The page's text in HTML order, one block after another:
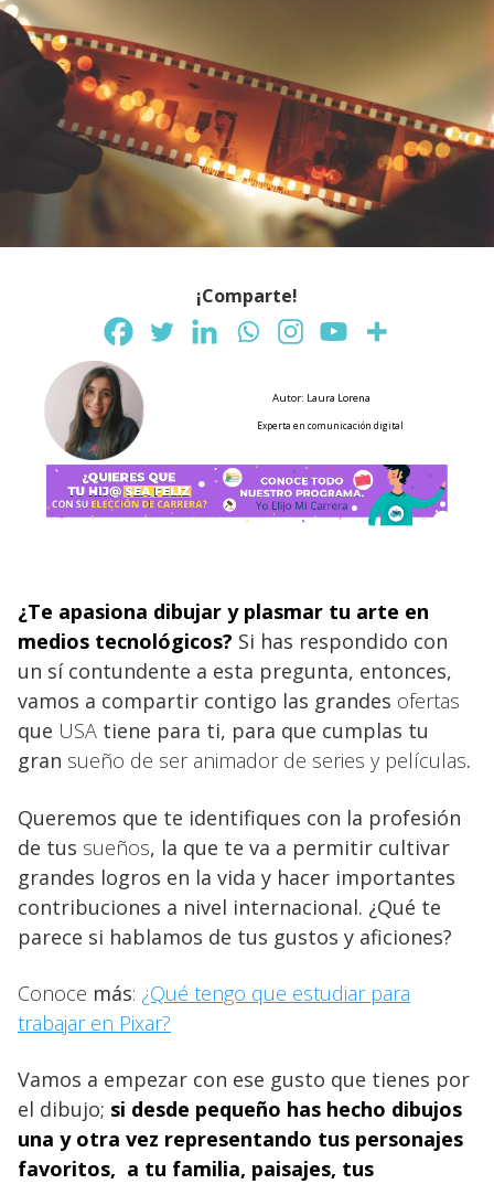
¡Comparte!
Autor: Laura Lorena
Experta en comunicación digital
¿Te apasiona dibujar y plasmar tu arte en
medios tecnológicos? Si has respondido con
un sí contundente a esta pregunta, entonces,
vamos a compartir contigo las grandes ofertas
que USA tiene para ti, para que cumplas tu
gran sueño de ser animador de series y películas.
Queremos que te identifiques con la profesión
de tus sueños, la que te va a permitir cultivar
grandes logros en la vida y hacer importantes
contribuciones a nivel internacional. ¿Qué te
parece si hablamos de tus gustos y aficiones?
Conoce más: ¿Qué tengo que estudiar para
trabajar en Pixar?
Vamos a empezar con ese gusto que tienes por
el dibujo; si desde pequeño has hecho dibujos
una y otra vez representando tus personajes
favoritos, a tu familia, paisajes, tus